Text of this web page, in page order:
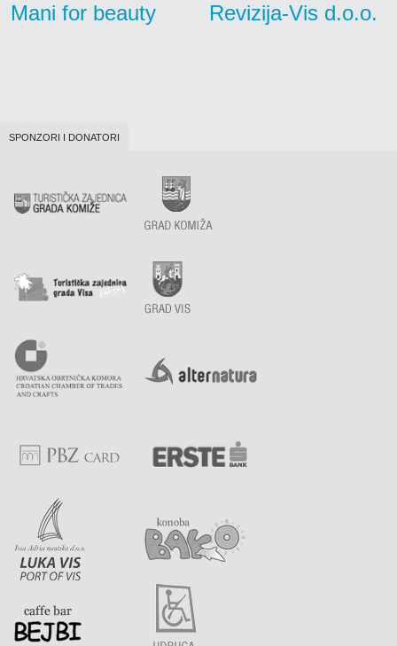
Mani for beauty Revizija-Vis d.o.o.
SPONZORI I DONATORI